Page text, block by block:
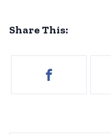
Share This: